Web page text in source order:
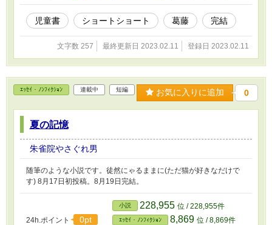
児童書 ショートショート 葛藤 完結
文字数 257 最終更新日 2023.02.11 登録日 2023.02.11
ｴｯｾｲ・ﾉﾝﾌｨｸｼｮﾝ 連載中 短編 お気に入りに追加 0
夏の記憶
朱雀院やさぐれ男
随筆のような小説です。徒然にゃるままに(ただ猫が好きなだけで
す) 8月17日初投稿。8月19日完結。
24h.ポイント 0pt
小説 228,955 位 / 228,955件
ｴｯｾｲ・ﾉﾝﾌｨｸｼｮﾝ 8,869 位 / 8,869件